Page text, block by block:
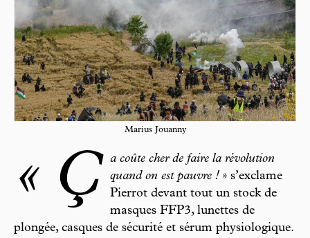
Marius Jouanny
« Ç
a coûte cher de faire la révolution
quand on est pauvre ! » s’exclame
Pierrot devant tout un stock de
masques FFP3, lunettes de
plongée, casques de sécurité et sérum physiologique.